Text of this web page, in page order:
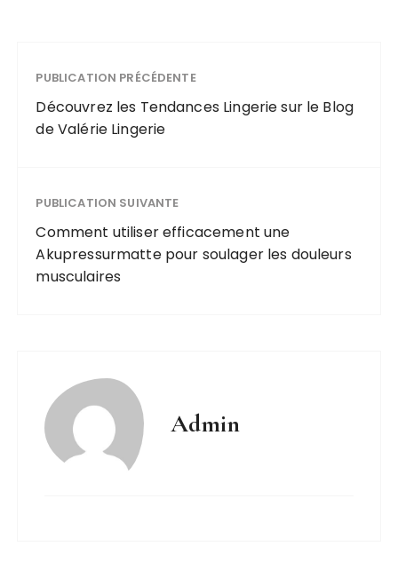
PUBLICATION PRÉCÉDENTE
Découvrez les Tendances Lingerie sur le Blog
de Valérie Lingerie
PUBLICATION SUIVANTE
Comment utiliser efficacement une
Akupressurmatte pour soulager les douleurs
musculaires
Admin